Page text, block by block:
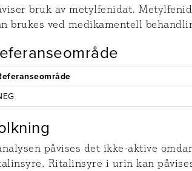
bruk av metylfenidat.
brukes ved medikamentell
påvises det ikke-aktive
Ritalinsyre i urin kan